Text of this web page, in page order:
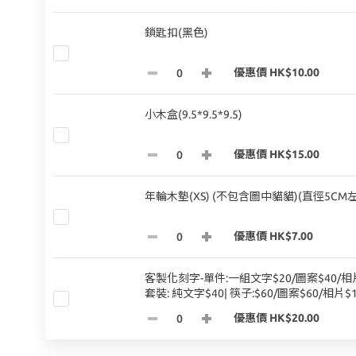
鎖匙扣(黑色)
優惠價 HK$10.00
小木盒(9.5*9.5*9.5)
優惠價 HK$15.00
年輪木墊(XS) (不包含圖中貓貓)(直徑5CM
優惠價 HK$7.00
客製化刻字-單件:一組文字$20/圖案$40/相
套裝: 純文字$40| 筷子:$60/圖案$60/相片
優惠價 HK$20.00